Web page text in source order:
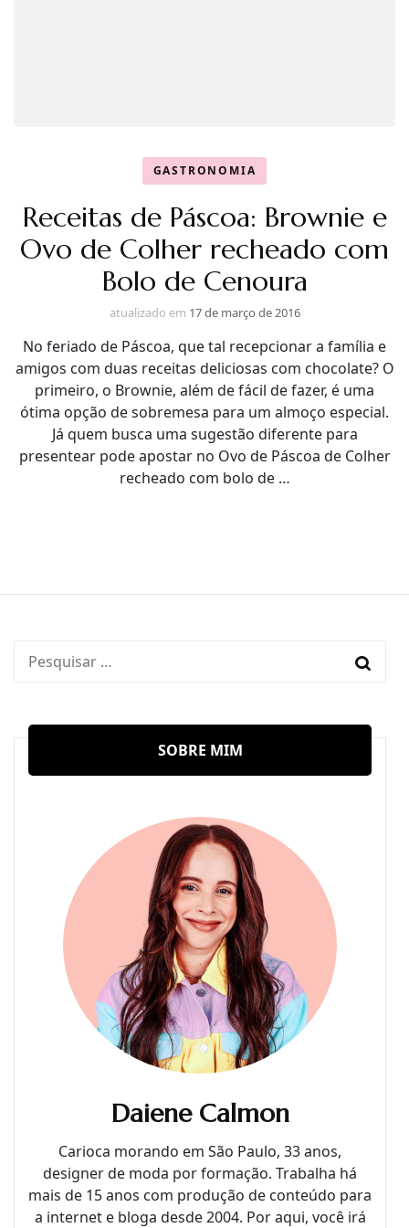
GASTRONOMIA
Receitas de Páscoa: Brownie e
Ovo de Colher recheado com
Bolo de Cenoura
atualizado em 17 de março de 2016
No feriado de Páscoa, que tal recepcionar a família e
amigos com duas receitas deliciosas com chocolate? O
primeiro, o Brownie, além de fácil de fazer, é uma
ótima opção de sobremesa para um almoço especial.
Já quem busca uma sugestão diferente para
presentear pode apostar no Ovo de Páscoa de Colher
recheado com bolo de …
Pesquisar
SOBRE MIM
Daiene Calmon
Carioca morando em São Paulo, 33 anos,
designer de moda por formação. Trabalha há
mais de 15 anos com produção de conteúdo para
a internet e bloga desde 2004. Por aqui, você irá